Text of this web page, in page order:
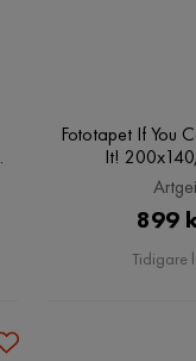
Fototapet If You
It!
899
Tidigare